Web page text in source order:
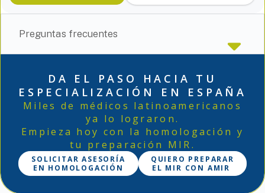
Preguntas frecuentes
DA EL PASO HACIA TU
ESPECIALIZACIÓN EN ESPAÑA
Miles de médicos latinoamericanos
ya lo lograron.
Empieza hoy con la homologación y
tu preparación MIR.
SOLICITAR ASESORÍA
EN HOMOLOGACIÓN
QUIERO PREPARAR
EL MIR CON AMIR